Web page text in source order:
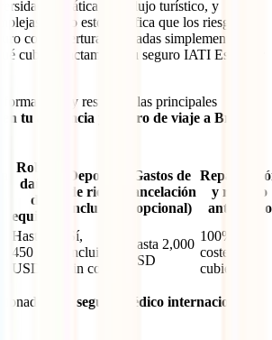
climática, alto flujo turístico, y
Todo esto significa que los riesgos
con coberturas limitadas simplemente no
cubre exactamente tu seguro IATI Estándar
forma clara y resumida las principales
tu asistencia y seguro de viaje a Brasil
Robo y
daños
de
equipaje
Deportes
de riesgo
incluidos
Gastos de
cancelación
(opcional)
y regreso
anticipado
Hasta
450
USD
Sí,
incluidos
sin costo
Hasta 2,000
USD
100% del
coste real
cubierto
este seguro médico internacional